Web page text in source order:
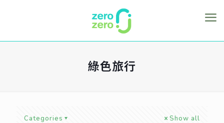
綠色旅行
Categories Show all